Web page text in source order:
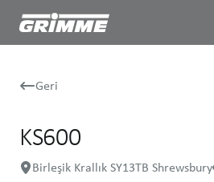
Geri
KS600
Birleşik Krallık SY13TB Shrewsbury